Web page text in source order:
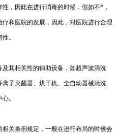
，因此在进行消毒的时候，假如不*，
和医院的发展，因此，对医院进行合理
。
其相关性的辅助设备，如超声波清洗
子灭菌器、烘干机、全自动器械清洗
。
关条例规定，一般在进行布局的时候会